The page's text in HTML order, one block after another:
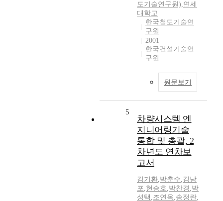
도기술연구원),연세
대학교
한국철도기술연
구원
2001
한국건설기술연
구원
원문보기
5
차량시스템 엔
지니어링기술
통합 및 총괄, 2
차년도 연차보
고서
김기환,박춘수,김남
포,현승호,박찬경 ,박
성택 ,조연옥,송정란,